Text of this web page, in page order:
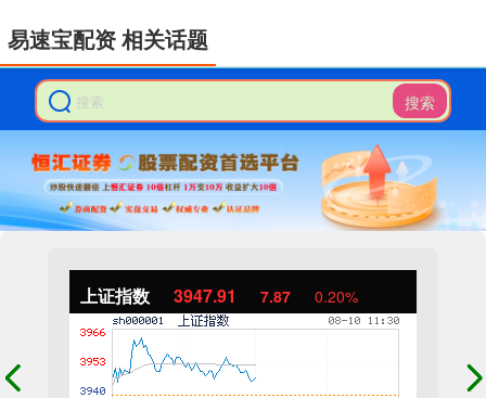
搜索
上证指数 3947.91 7.87 0.20%
易速宝配资 相关话题